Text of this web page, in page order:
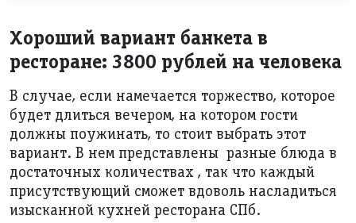
Хороший вариант банкета в
ресторане: 3800 рублей на человека
В случае, если намечается торжество, которое
будет длиться вечером, на котором гости
должны поужинать, то стоит выбрать этот
вариант. В нем представлены разные блюда в
достаточных количествах , так что каждый
присутствующий сможет вдоволь насладиться
изысканной кухней ресторана СПб.